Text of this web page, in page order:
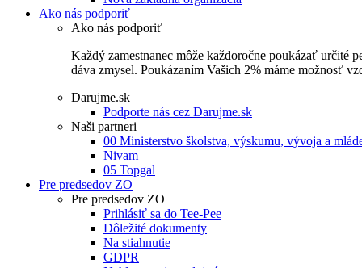
Ako nás podporiť
Ako nás podporiť
Každý zamestnanec môže každoročne poukázať určité
dáva zmysel. Poukázaním Vašich 2% máme možnosť
Darujme.sk
Podporte nás cez Darujme.sk
Naši partneri
00 Ministerstvo školstva, výskumu, vývoja a
Nivam
05 Topgal
Pre predsedov ZO
Pre predsedov ZO
Prihlásiť sa do Tee-Pee
Dôležité dokumenty
Na stiahnutie
GDPR